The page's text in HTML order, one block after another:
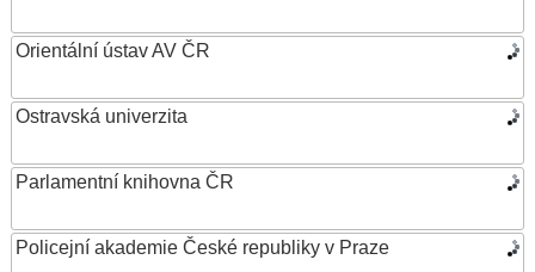
Orientální ústav AV ČR
Ostravská univerzita
Parlamentní knihovna ČR
Policejní akademie České republiky v Praze